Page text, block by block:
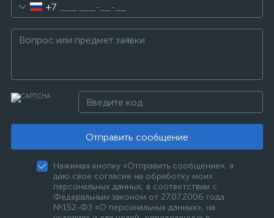
+7
Отправить сообщение
Нажимая кнопку «Отправить сообщение», я
даю свое согласие на обработку моих
персональных данных, в соответствии с
Федеральным законом от 27.07.2006 года
№152-ФЗ «О персональных данных», на